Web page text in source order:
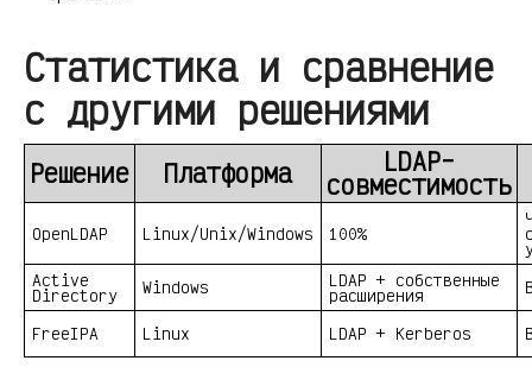
Статистика и сравнение
с другими решениями
Решение Платформа LDAP-
совместимость
OpenLDAP Linux/Unix/Windows 100%
Active
Directory Windows LDAP + собственные
расширения
FreeIPA Linux LDAP + Kerberos